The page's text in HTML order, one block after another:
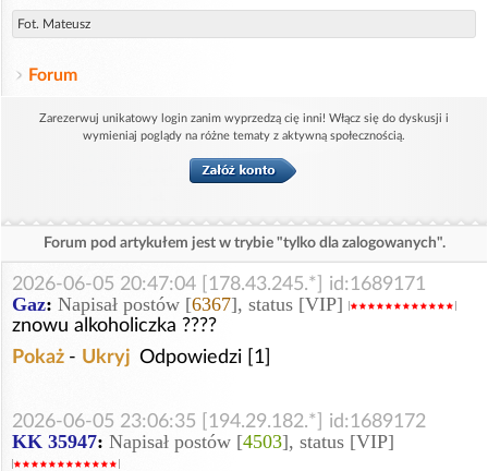
Fot. Mateusz
Forum
Zarezerwuj unikatowy login zanim wyprzedzą cię inni! Włącz się do dyskusji i
wymieniaj poglądy na różne tematy z aktywną społecznością.
Forum pod artykułem jest w trybie "tylko dla zalogowanych".
2026-06-05 20:47:04 [178.43.245.*] id:1689171
Gaz: Napisał postów [6367], status [VIP]
znowu alkoholiczka ????
Pokaż - Ukryj Odpowiedzi [1]
2026-06-05 23:06:35 [194.29.182.*] id:1689172
KK 35947: Napisał postów [4503], status [VIP]